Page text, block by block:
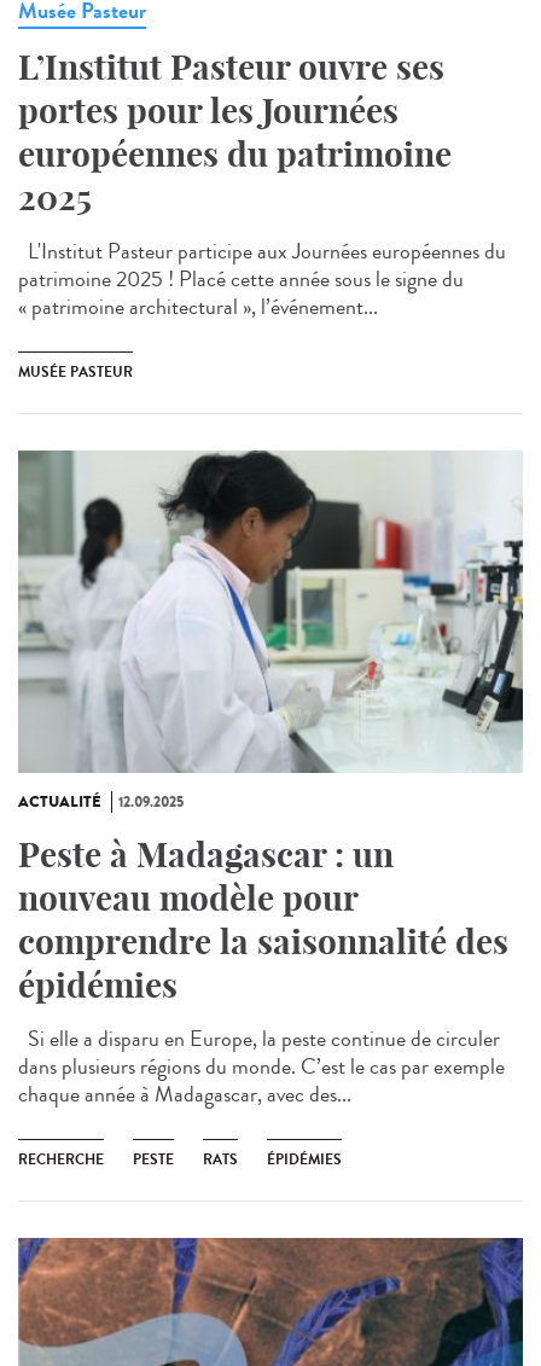
Musée Pasteur
L’Institut Pasteur ouvre ses
portes pour les Journées
européennes du patrimoine
2025
L'Institut Pasteur participe aux Journées européennes du
patrimoine 2025 ! Placé cette année sous le signe du
« patrimoine architectural », l’événement...
MUSÉE PASTEUR
ACTUALITÉ 12.09.2025
Peste à Madagascar : un
nouveau modèle pour
comprendre la saisonnalité des
épidémies
Si elle a disparu en Europe, la peste continue de circuler
dans plusieurs régions du monde. C’est le cas par exemple
chaque année à Madagascar, avec des...
RECHERCHE PESTE RATS ÉPIDÉMIES